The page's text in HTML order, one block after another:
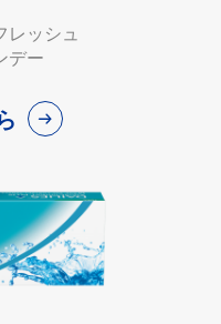
レッシュ
デー